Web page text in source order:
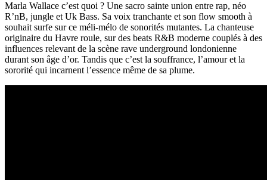
Marla Wallace c’est quoi ? Une sacro sainte union entre rap, néo
R’nB, jungle et Uk Bass. Sa voix tranchante et son flow smooth à
souhait surfe sur ce méli-mélo de sonorités mutantes. La chanteuse
originaire du Havre roule, sur des beats R&B moderne couplés à des
influences relevant de la scène rave underground londonienne
durant son âge d’or. Tandis que c’est la souffrance, l’amour et la
sororité qui incarnent l’essence même de sa plume.